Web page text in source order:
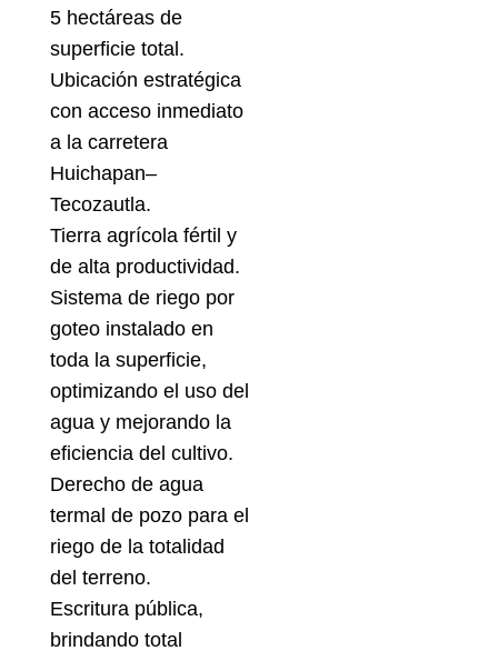
5 hectáreas de
superficie total.
Ubicación estratégica
con acceso inmediato
a la carretera
Huichapan–
Tecozautla.
Tierra agrícola fértil y
de alta productividad.
Sistema de riego por
goteo instalado en
toda la superficie,
optimizando el uso del
agua y mejorando la
eficiencia del cultivo.
Derecho de agua
termal de pozo para el
riego de la totalidad
del terreno.
Escritura pública,
brindando total